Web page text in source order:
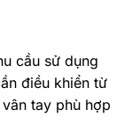
cầu sử dụng
điều khiển từ
tay phù hợp